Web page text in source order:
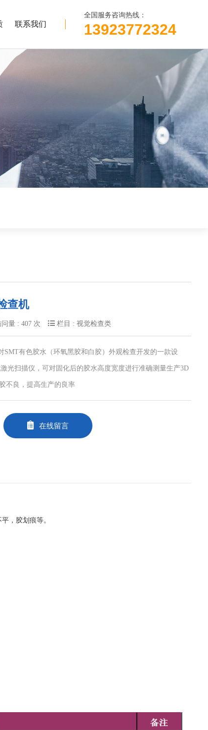
Micro LED
Mini LED
Mini LED表面处理
洗衣机控制板/电脑板灌封
联系我们
全国服务咨询热线：
13923772324
查机
问量 : 407 次 栏目 : 视觉检查类
SMT有色胶水（环氧黑胶和白胶）外观检查开发的一款设
光扫描仪，可对固化后的胶水高度宽度进行准确测量生产3D
不良，提高生产的良率
在线留言
，胶划痕等。